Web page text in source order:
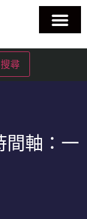
間軸：一